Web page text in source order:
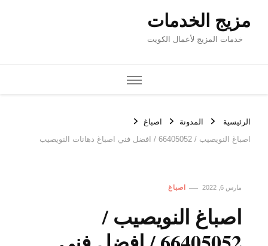
مزيج الخدمات
خدمات المزيج لأعمال الكويت
الرئيسية المدونة
اصباغ
اصباغ النويصيب / 66405052 / افضل فني اصباغ دهانات النويصيب
مارس 6, 2022 اصباغ
اصباغ النويصيب /